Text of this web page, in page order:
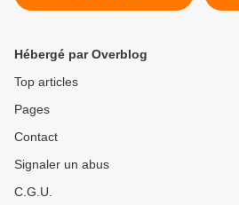
Hébergé par Overblog
Top articles
Pages
Contact
Signaler un abus
C.G.U.